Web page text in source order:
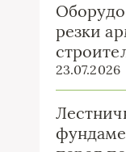
резки
23.07.2026